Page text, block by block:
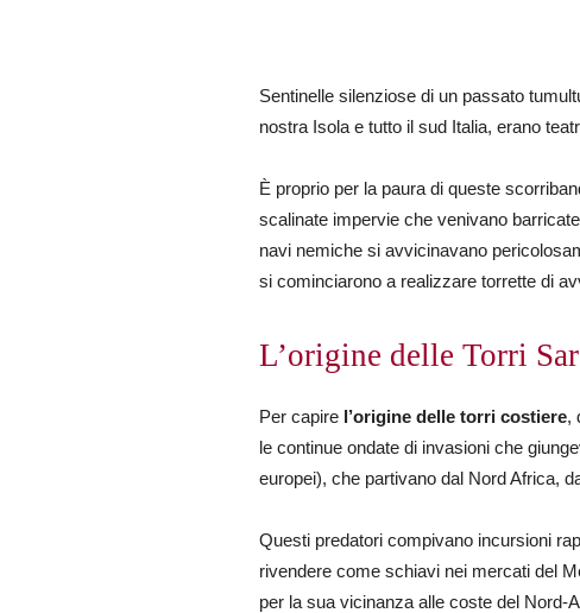
Sentinelle silenziose di un passato
nostra Isola e tutto il sud Italia, erano
È proprio per la paura di queste
scalinate impervie che venivano
navi nemiche si avvicinavano
si cominciarono a realizzare torrette di
L’origine delle Torri
Per capire l’origine delle torri costiere,
le continue ondate di invasioni che
europei), che partivano dal Nord Africa,
Questi predatori compivano incursioni
rivendere come schiavi nei mercati del
per la sua vicinanza alle coste del Nord-